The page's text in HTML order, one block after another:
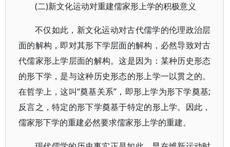
(二)新文化运动对重建儒家形上学的积极意义
不仅如此，新文化运动对古代儒学的伦理政治层
面的解构，即对其形下学层面的解构，必然导致对古
代儒家形上学层面的解构。这是因为：某种历史形态
的形下学，是与这种历史形态的形上学一以贯之的。
在哲学上，这叫“奠基关系”，即形上学为形下学奠基;
反言之，特定的形下学奠基于特定的形上学。因此，
儒家形下学的重建必然要求儒家形上学的重建。